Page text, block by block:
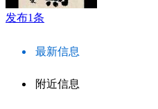
发布1条
最新信息
附近信息